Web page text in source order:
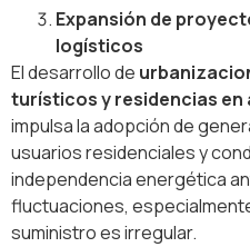
Expansión de
logísticos
El desarrollo de
turísticos y residencias en
impulsa la adopción de
usuarios residenciales y
independencia energética
fluctuaciones,
suministro es irregular.